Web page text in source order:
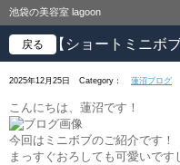
池袋の美容室 lagoon
【ショートミニ
戻る
2025年12月25日 Category： 蓮沼ブログ
こんにちは、蓮沼です！
今回はミニボブのご紹介です！
まっすぐおろしても可愛いで